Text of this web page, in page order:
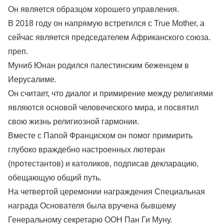
Он является образцом хорошего управления.
В 2018 году он напрямую встретился с True Mother, а
сейчас является председателем Африканского союза.
преп.
Муниб Юнан родился палестинским беженцем в
Иерусалиме.
Он считает, что диалог и примирение между религиями
являются основой человеческого мира, и посвятил
свою жизнь религиозной гармонии.
Вместе с Папой Франциском он помог примирить
глубоко враждебно настроенных лютеран
(протестантов) и католиков, подписав декларацию,
обещающую общий путь.
На четвертой церемонии награждения Специальная
награда Основателя была вручена бывшему
Генеральному секретарю ООН Пан Ги Муну.